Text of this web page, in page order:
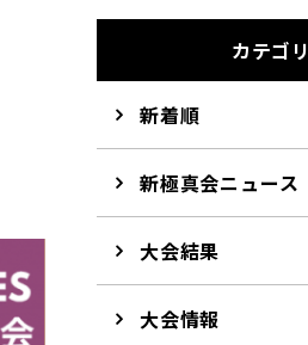
カテゴリ
新着順
新極真会ニュース
大会結果
大会情報